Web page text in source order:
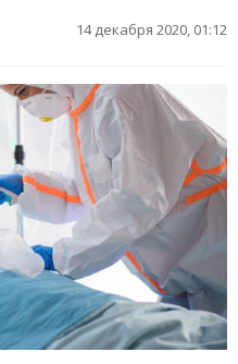
14 декабря 2020, 01:12